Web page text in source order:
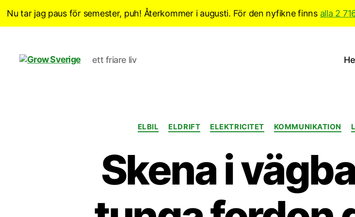
Nu tar jag paus för semester, puh! Återkommer i augusti. För den nyfikne finns alla 2
ett friare liv
ELBIL ELDRIFT ELEKTRICITET KOMMUNIKATION
Skena i